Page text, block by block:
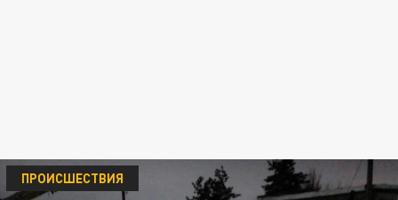
ПРОИСШЕСТВИЯ